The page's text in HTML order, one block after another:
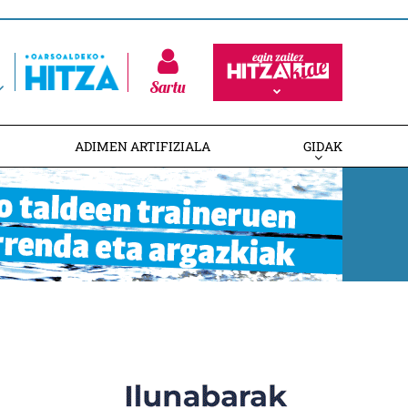
Sartu
ADIMEN ARTIFIZIALA GIDAK